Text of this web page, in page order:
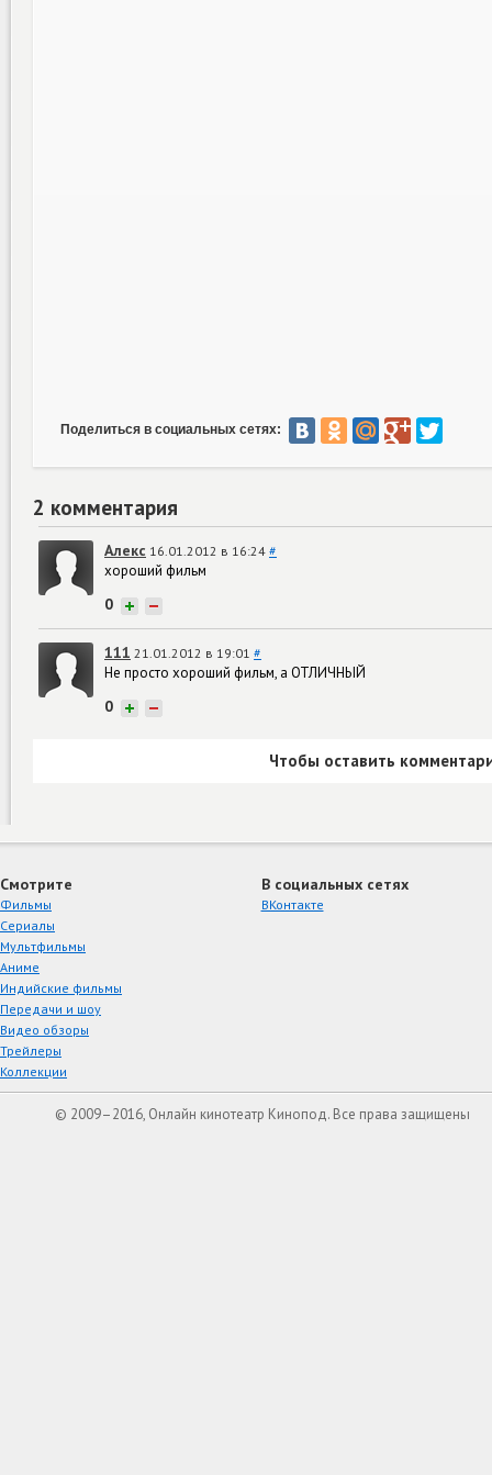
Поделиться в социальных сетях:
2 комментария
Алекс 16.01.2012 в 16:24 #
хороший фильм
0 + −
111 21.01.2012 в 19:01 #
Не просто хороший фильм, а ОТЛИЧНЫЙ
0 + −
Чтобы оставить
Смотрите
Фильмы
Сериалы
Мультфильмы
Аниме
Индийские фильмы
Передачи и шоу
Видео обзоры
Трейлеры
Коллекции
В социальных сетях
ВКонтакте
© 2009–2016, Онлайн кинотеатр Кинопод. Все права защищены